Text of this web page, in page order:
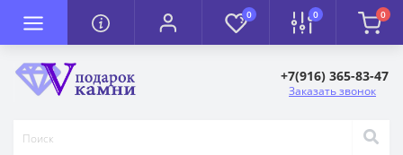
0 0 0
+7(916) 365-83-47
Заказать звонок